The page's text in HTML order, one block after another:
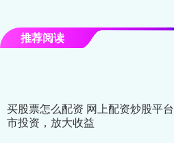
推荐阅读
买股票怎么配资 网上配资炒股平
市投资，放大收益